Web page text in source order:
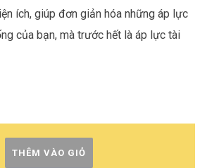
ích, giúp đơn giản hóa những áp lực
của bạn, mà trước hết là áp lực tài
THÊM VÀO GIỎ